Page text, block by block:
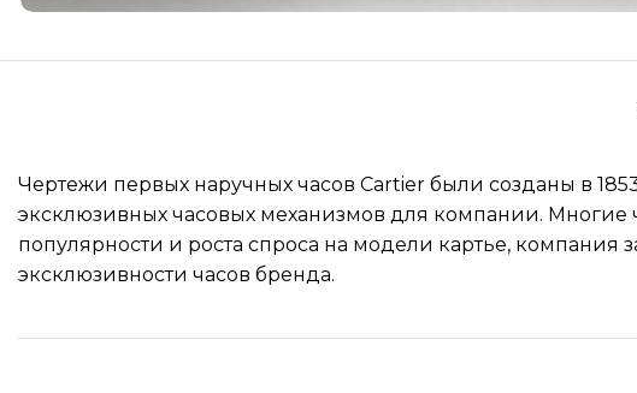
Чертежи первых наручных часов Cartier были созданы в
эксклюзивных часовых механизмов для компании.
популярности и роста спроса на модели картье, компания
эксклюзивности часов бренда.